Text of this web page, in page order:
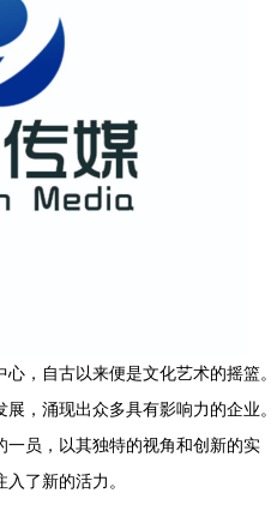
，自古以来便是文化艺术的摇篮。
，涌现出众多具有影响力的企业。
员，以其独特的视角和创新的实
了新的活力。